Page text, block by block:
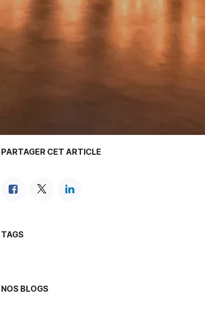
PARTAGER CET ARTICLE
TAGS
NOS BLOGS